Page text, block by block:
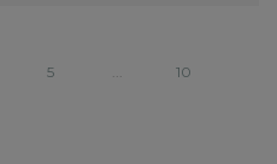
5 10